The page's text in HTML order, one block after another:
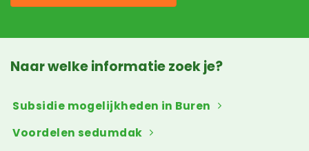
Naar welke informatie zoek je?
Subsidie mogelijkheden in Buren
Voordelen sedumdak